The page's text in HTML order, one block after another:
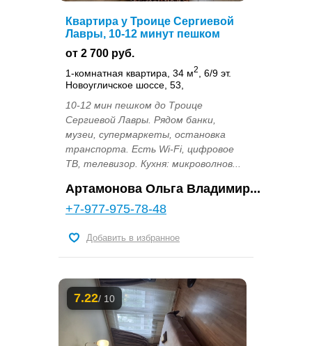
Квартира у Троице Сергиевой
Лавры, 10-12 минут пешком
от 2 700 руб.
1-комнатная квартира, 34 м2
, 6/9 эт.
Новоугличское шоссе, 53,
10-12 мин пешком до Троице
Сергиевой Лавры. Рядом банки,
музеи, супермаркеты, остановка
транспорта. Есть Wi-Fi, цифровое
ТВ, телевизор. Кухня: микроволнов...
Артамонова Ольга Владимир...
+7-977-975-78-48
Добавить в избранное
7.22/ 10